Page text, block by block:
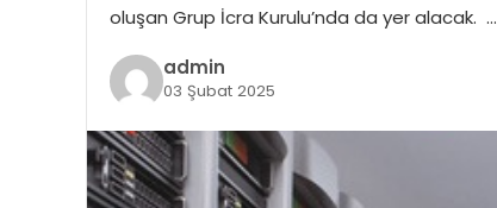
oluşan Grup İcra Kurulu’nda da yer alacak. …
admin
03 Şubat 2025